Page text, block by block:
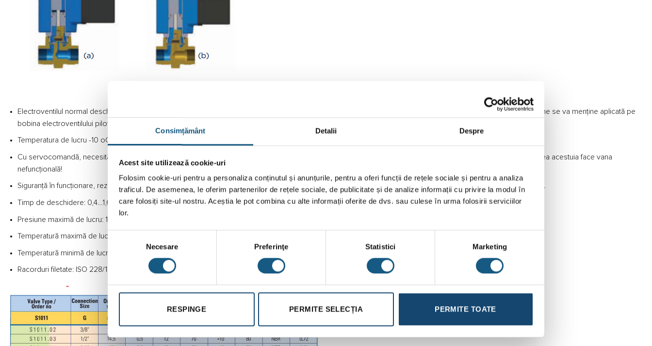
Consimțământ Detalii Despre
Acest site utilizează cookie-uri
Folosim cookie-uri pentru a personaliza conținutul și anunțurile, pentru a oferi funcții de rețele sociale și pentru a analiza
traficul. De asemenea, le oferim partenerilor de rețele sociale, de publicitate și de analize informații cu privire la modul în
care folosiți site-ul nostru. Aceștia le pot combina cu alte informații oferite de dvs. sau culese în urma folosirii serviciilor
lor.
Selecția
consimțământului
Necesare Preferinţe Statistici Marketing
RESPINGE PERMITE SELECȚIA PERMITE TOATE
Electroventilul normal deschis NO rămâne deschis până la aplicarea tensiunii de comandă la electroventilul pilot și va păstra poziția închis cât timp această tensiune se va menține aplicată pe
bobina electroventilului pilot de comandă; întreruperea tensiunii de comandă duce la deschiderea electroventilului
Temperatura de lucru -10 oC … +80 oC; Nu se utilizează pentru fluide periculoase din grupa 1 PED
Cu servocomandă, necesită o presiune diferenţială minimă la intrare de 0,35 sau 0,5 bar. Atenție la montaj! Sensul de curgere este marcat pe corp! Nerespectarea acestuia face vana
nefuncțională!
Siguranţă în funcţionare, rezistenţă la coroziune (corp din alamă, elemente interne din alamă sau oțel inox), timp de viaţă ridicat, calitate şi performanţă foarte bune.
Timp de deschidere: 0,4…1,6 secunde; Timp de închidere: 1…2 secunde
Presiune maximă de lucru: 16 bar
Temperatură maximă de lucru: 70oC
Temperatură minimă de lucru: 4oC (fără îngheț)
Racorduri filetate: ISO 228/1 cilindric